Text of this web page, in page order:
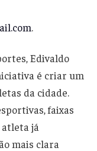
.
Edivaldo
é criar um
da cidade.
faixas
atleta já
mais clara